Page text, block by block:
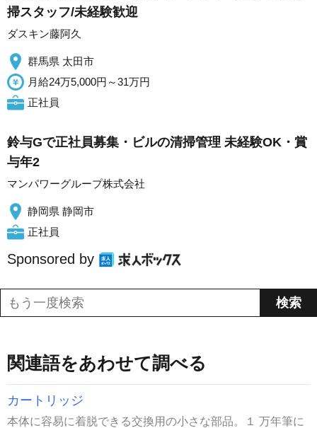
掃スタッフ/未経験歓迎
ダスキン藤阿久
群馬県 太田市
月給24万5,000円～31万円
正社員
鈴与Gで正社員募集・ビルの清掃管理 未経験OK・賞
与年2
マンパワーグループ株式会社
静岡県 静岡市
正社員
Sponsored by
関連語をあわせて調べる
カートリッジ
本体に容易に着脱できる交換用の小さな部品。１ 万年筆に